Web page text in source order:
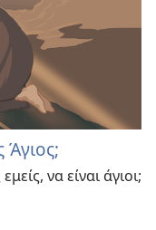
Άγιος;
να είναι άγιοι;